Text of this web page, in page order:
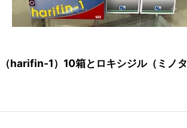
harifin-1）10箱とロキシジル（ミノ